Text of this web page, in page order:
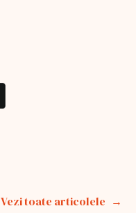
Vezi toate articolele